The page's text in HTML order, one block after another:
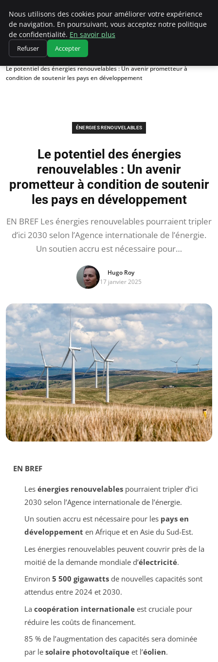
Climatedebtagents
Accueil
Énergies Renouvelables
Le potentiel des énergies renouvelables : Un avenir prometteur à
condition de soutenir les pays en développement
ÉNERGIES RENOUVELABLES
Le potentiel des énergies
renouvelables : Un avenir
prometteur à condition de soutenir
les pays en développement
EN BREF Les énergies renouvelables pourraient tripler
d’ici 2030 selon l’Agence internationale de l’énergie.
Un soutien accru est nécessaire pour…
Hugo Roy
17 janvier 2025
EN BREF
Les énergies renouvelablespourraient tripler d’ici
2030 selon l’Agence internationale de l’énergie.
Un soutien accru est nécessaire pour les pays en
développement en Afrique et en Asie du Sud-Est.
Les énergies renouvelables peuvent couvrir près de la
moitié de la demande mondiale d’électricité.
Environ 5 500 gigawattsde nouvelles capacités sont
attendus entre 2024 et 2030.
La coopération internationaleest cruciale pour
réduire les coûts de financement.
85 % de l’augmentation des capacités sera dominée
par le solaire photovoltaïqueet l’éolien.
Nous utilisons des cookies pour améliorer votre expérience
de navigation. En poursuivant, vous acceptez notre politique
de confidentialité. En savoir plus
Refuser Accepter